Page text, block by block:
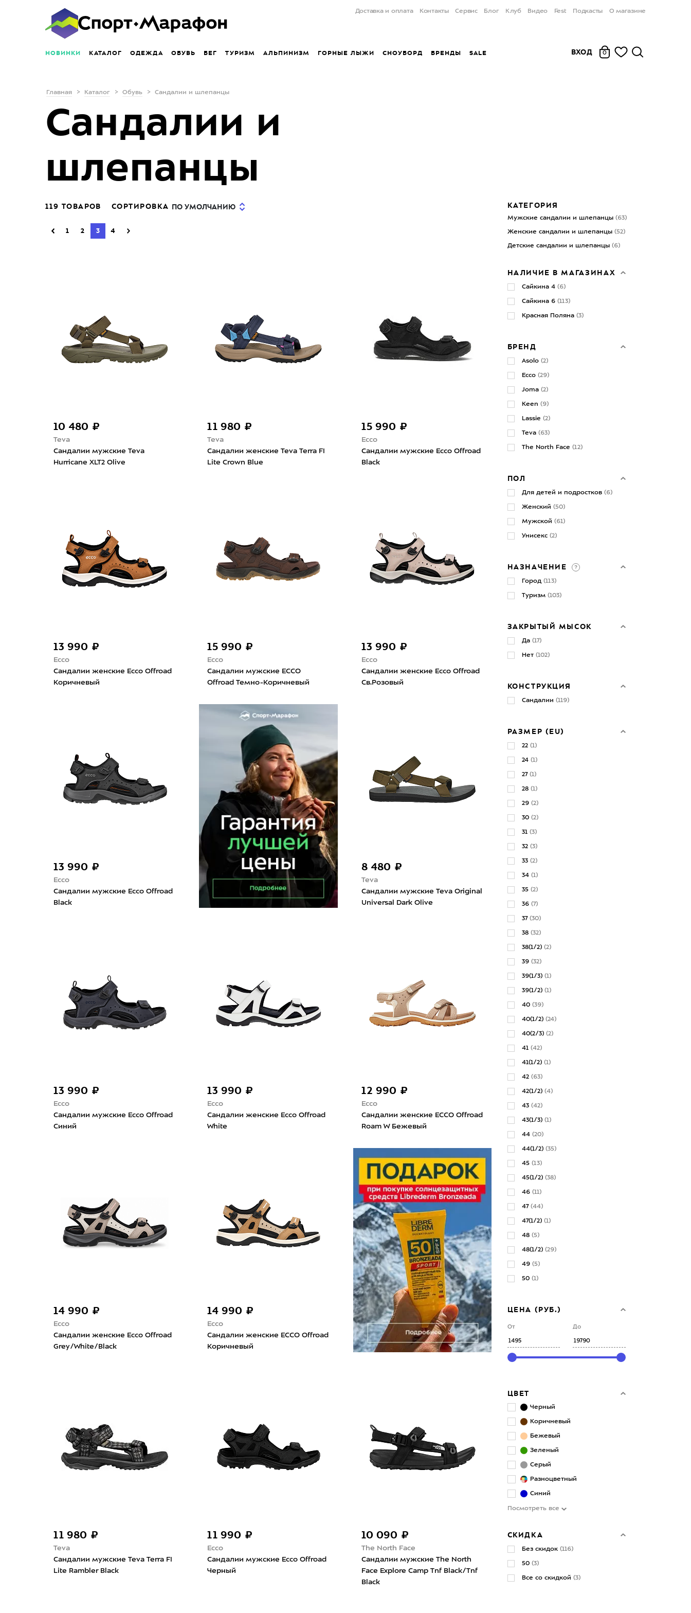
Доставка и оплата Контакты Сервис Блог Клуб Видео Fest Подкасты О магазине
НОВИНКИ КАТАЛОГ ОДЕЖДА ОБУВЬ БЕГ ТУРИЗМ АЛЬПИНИЗМ ГОРНЫЕ ЛЫЖИ СНОУБОРД БРЕНДЫ SALE ВХОД 0
Главная Каталог Обувь Сандалии и шлепанцы
Сандалии и
шлепанцы
119 ТОВАРОВ СОРТИРОВКА ПО УМОЛЧАНИЮ
1 2 3 4
10 480 ₽
Teva
Сандалии мужские Teva
Hurricane XLT2 Olive
11 980 ₽
Teva
Сандалии женские Teva Terra FI
Lite Crown Blue
15 990 ₽
Ecco
Сандалии мужские Ecco Offroad
Black
13 990 ₽
Ecco
Сандалии женские Ecco Offroad
Коричневый
15 990 ₽
Ecco
Сандалии мужские ECCO
Offroad Темно-Коричневый
13 990 ₽
Ecco
Сандалии женские Ecco Offroad
Св.Розовый
13 990 ₽
Ecco
Сандалии мужские Ecco Offroad
Black
8 480 ₽
Teva
Сандалии мужские Teva Original
Universal Dark Olive
13 990 ₽
Ecco
Сандалии мужские Ecco Offroad
Синий
13 990 ₽
Ecco
Сандалии женские Ecco Offroad
White
12 990 ₽
Ecco
Сандалии женские ECCO Offroad
Roam W Бежевый
14 990 ₽
Ecco
Сандалии женские Ecco Offroad
Grey/White/Black
14 990 ₽
Ecco
Сандалии женские ECCO Offroad
Коричневый
11 980 ₽
Teva
Сандалии мужские Teva Terra FI
Lite Rambler Black
11 990 ₽
Ecco
Сандалии мужские Ecco Offroad
Черный
10 090 ₽
The North Face
Сандалии мужские The North
Face Explore Camp Tnf Black/Tnf
Black
КАТЕГОРИЯ
Мужские сандалии и шлепанцы (63)
Женские сандалии и шлепанцы (52)
Детские сандалии и шлепанцы (6)
НАЛИЧИЕ В МАГАЗИНАХ
Сайкина 4 (6)
Сайкина 6 (113)
Красная Поляна (3)
БРЕНД
Asolo (2)
Ecco (29)
Joma (2)
Keen (9)
Lassie (2)
Teva (63)
The North Face (12)
ПОЛ
Для детей и подростков (6)
Женский (50)
Мужской (61)
Унисекс (2)
НАЗНАЧЕНИЕ
Город (113)
Туризм (103)
ЗАКРЫТЫЙ МЫСОК
Да (17)
Нет (102)
КОНСТРУКЦИЯ
Сандалии (119)
РАЗМЕР (EU)
22 (1)
24 (1)
27 (1)
28 (1)
29 (2)
30 (2)
31 (3)
32 (3)
33 (2)
34 (1)
35 (2)
36 (7)
37 (30)
38 (32)
38(1/2) (2)
39 (32)
39(1/3) (1)
39(1/2) (1)
40 (39)
40(1/2) (24)
40(2/3) (2)
41 (42)
41(1/2) (1)
42 (63)
42(1/2) (4)
43 (42)
43(1/3) (1)
44 (20)
44(1/2) (35)
45 (13)
45(1/2) (38)
46 (11)
47 (44)
47(1/2) (1)
48 (5)
48(1/2) (29)
49 (5)
50 (1)
ЦЕНА (РУБ.)
От До
ЦВЕТ
Черный
Коричневый
Бежевый
Зеленый
Серый
Разноцветный
Синий
Посмотреть все
СКИДКА
Без скидок (116)
50 (3)
Все со скидкой (3)